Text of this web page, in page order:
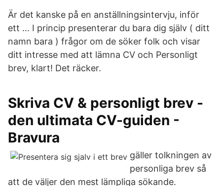
Är det kanske på en anställningsintervju, inför
ett … I princip presenterar du bara dig själv ( ditt
namn bara ) frågor om de söker folk och visar
ditt intresse med att lämna CV och Personligt
brev, klart! Det räcker.
Skriva CV & personligt brev -
den ultimata CV-guiden -
Bravura
gäller tolkningen av
personliga brev så
att de väljer den mest lämpliga sökande.